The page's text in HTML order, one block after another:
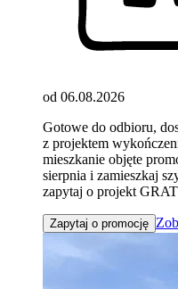
od 06.08.2026
Gotowe do odbioru,
z projektem
mieszkanie objęte
sierpnia i zamieszkaj
zapytaj o projekt
Zapytaj o promocję